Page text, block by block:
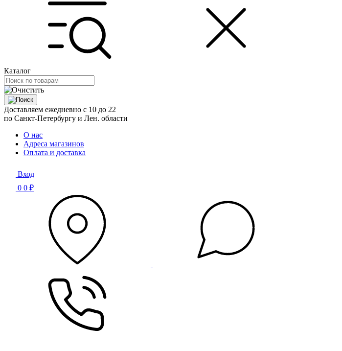
Каталог
Доставляем ежедневно с 10 до 22
по Санкт-Петербургу и Лен. области
О нас
Адреса магазинов
Оплата и доставка
Вход
0 0 ₽